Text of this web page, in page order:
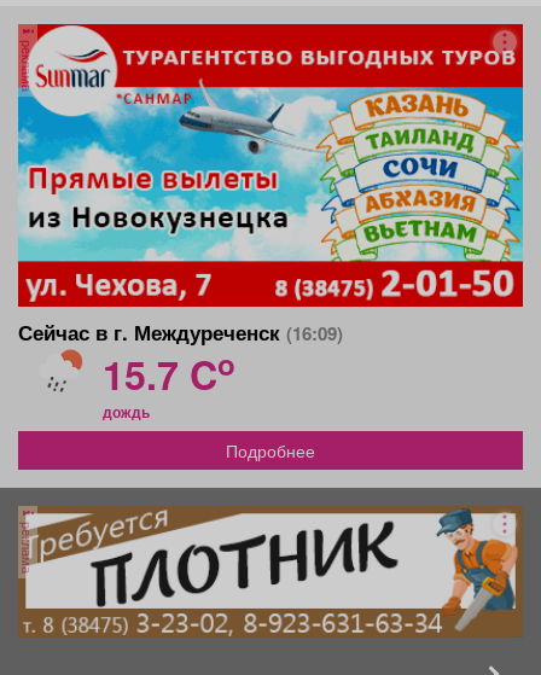
реклама
Сейчас в г. Междуреченск (16:09)
15.7 Co
дождь
Подробнее
реклама